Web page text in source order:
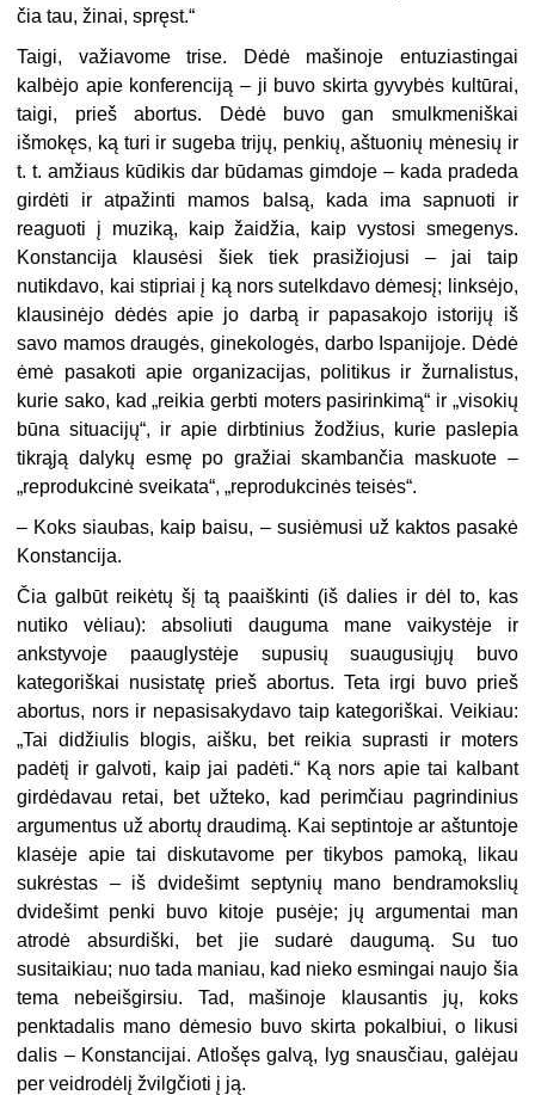
čia tau, žinai, spręst.“
Taigi, važiavome trise. Dėdė mašinoje entuziastingai
kalbėjo apie konferenciją – ji buvo skirta gyvybės kultūrai,
taigi, prieš abortus. Dėdė buvo gan smulkmeniškai
išmokęs, ką turi ir sugeba trijų, penkių, aštuonių mėnesių ir
t. t. amžiaus kūdikis dar būdamas gimdoje – kada pradeda
girdėti ir atpažinti mamos balsą, kada ima sapnuoti ir
reaguoti į muziką, kaip žaidžia, kaip vystosi smegenys.
Konstancija klausėsi šiek tiek prasižiojusi – jai taip
nutikdavo, kai stipriai į ką nors sutelkdavo dėmesį; linksėjo,
klausinėjo dėdės apie jo darbą ir papasakojo istorijų iš
savo mamos draugės, ginekologės, darbo Ispanijoje. Dėdė
ėmė pasakoti apie organizacijas, politikus ir žurnalistus,
kurie sako, kad „reikia gerbti moters pasirinkimą“ ir „visokių
būna situacijų“, ir apie dirbtinius žodžius, kurie paslepia
tikrąją dalykų esmę po gražiai skambančia maskuote –
„reprodukcinė sveikata“, „reprodukcinės teisės“.
– Koks siaubas, kaip baisu, – susiėmusi už kaktos pasakė
Konstancija.
Čia galbūt reikėtų šį tą paaiškinti (iš dalies ir dėl to, kas
nutiko vėliau): absoliuti dauguma mane vaikystėje ir
ankstyvoje paauglystėje supusių suaugusiųjų buvo
kategoriškai nusistatę prieš abortus. Teta irgi buvo prieš
abortus, nors ir nepasisakydavo taip kategoriškai. Veikiau:
„Tai didžiulis blogis, aišku, bet reikia suprasti ir moters
padėtį ir galvoti, kaip jai padėti.“ Ką nors apie tai kalbant
girdėdavau retai, bet užteko, kad perimčiau pagrindinius
argumentus už abortų draudimą. Kai septintoje ar aštuntoje
klasėje apie tai diskutavome per tikybos pamoką, likau
sukrėstas – iš dvidešimt septynių mano bendramokslių
dvidešimt penki buvo kitoje pusėje; jų argumentai man
atrodė absurdiški, bet jie sudarė daugumą. Su tuo
susitaikiau; nuo tada maniau, kad nieko esmingai naujo šia
tema nebeišgirsiu. Tad, mašinoje klausantis jų, koks
penktadalis mano dėmesio buvo skirta pokalbiui, o likusi
dalis – Konstancijai. Atlošęs galvą, lyg snausčiau, galėjau
per veidrodėlį žvilgčioti į ją.